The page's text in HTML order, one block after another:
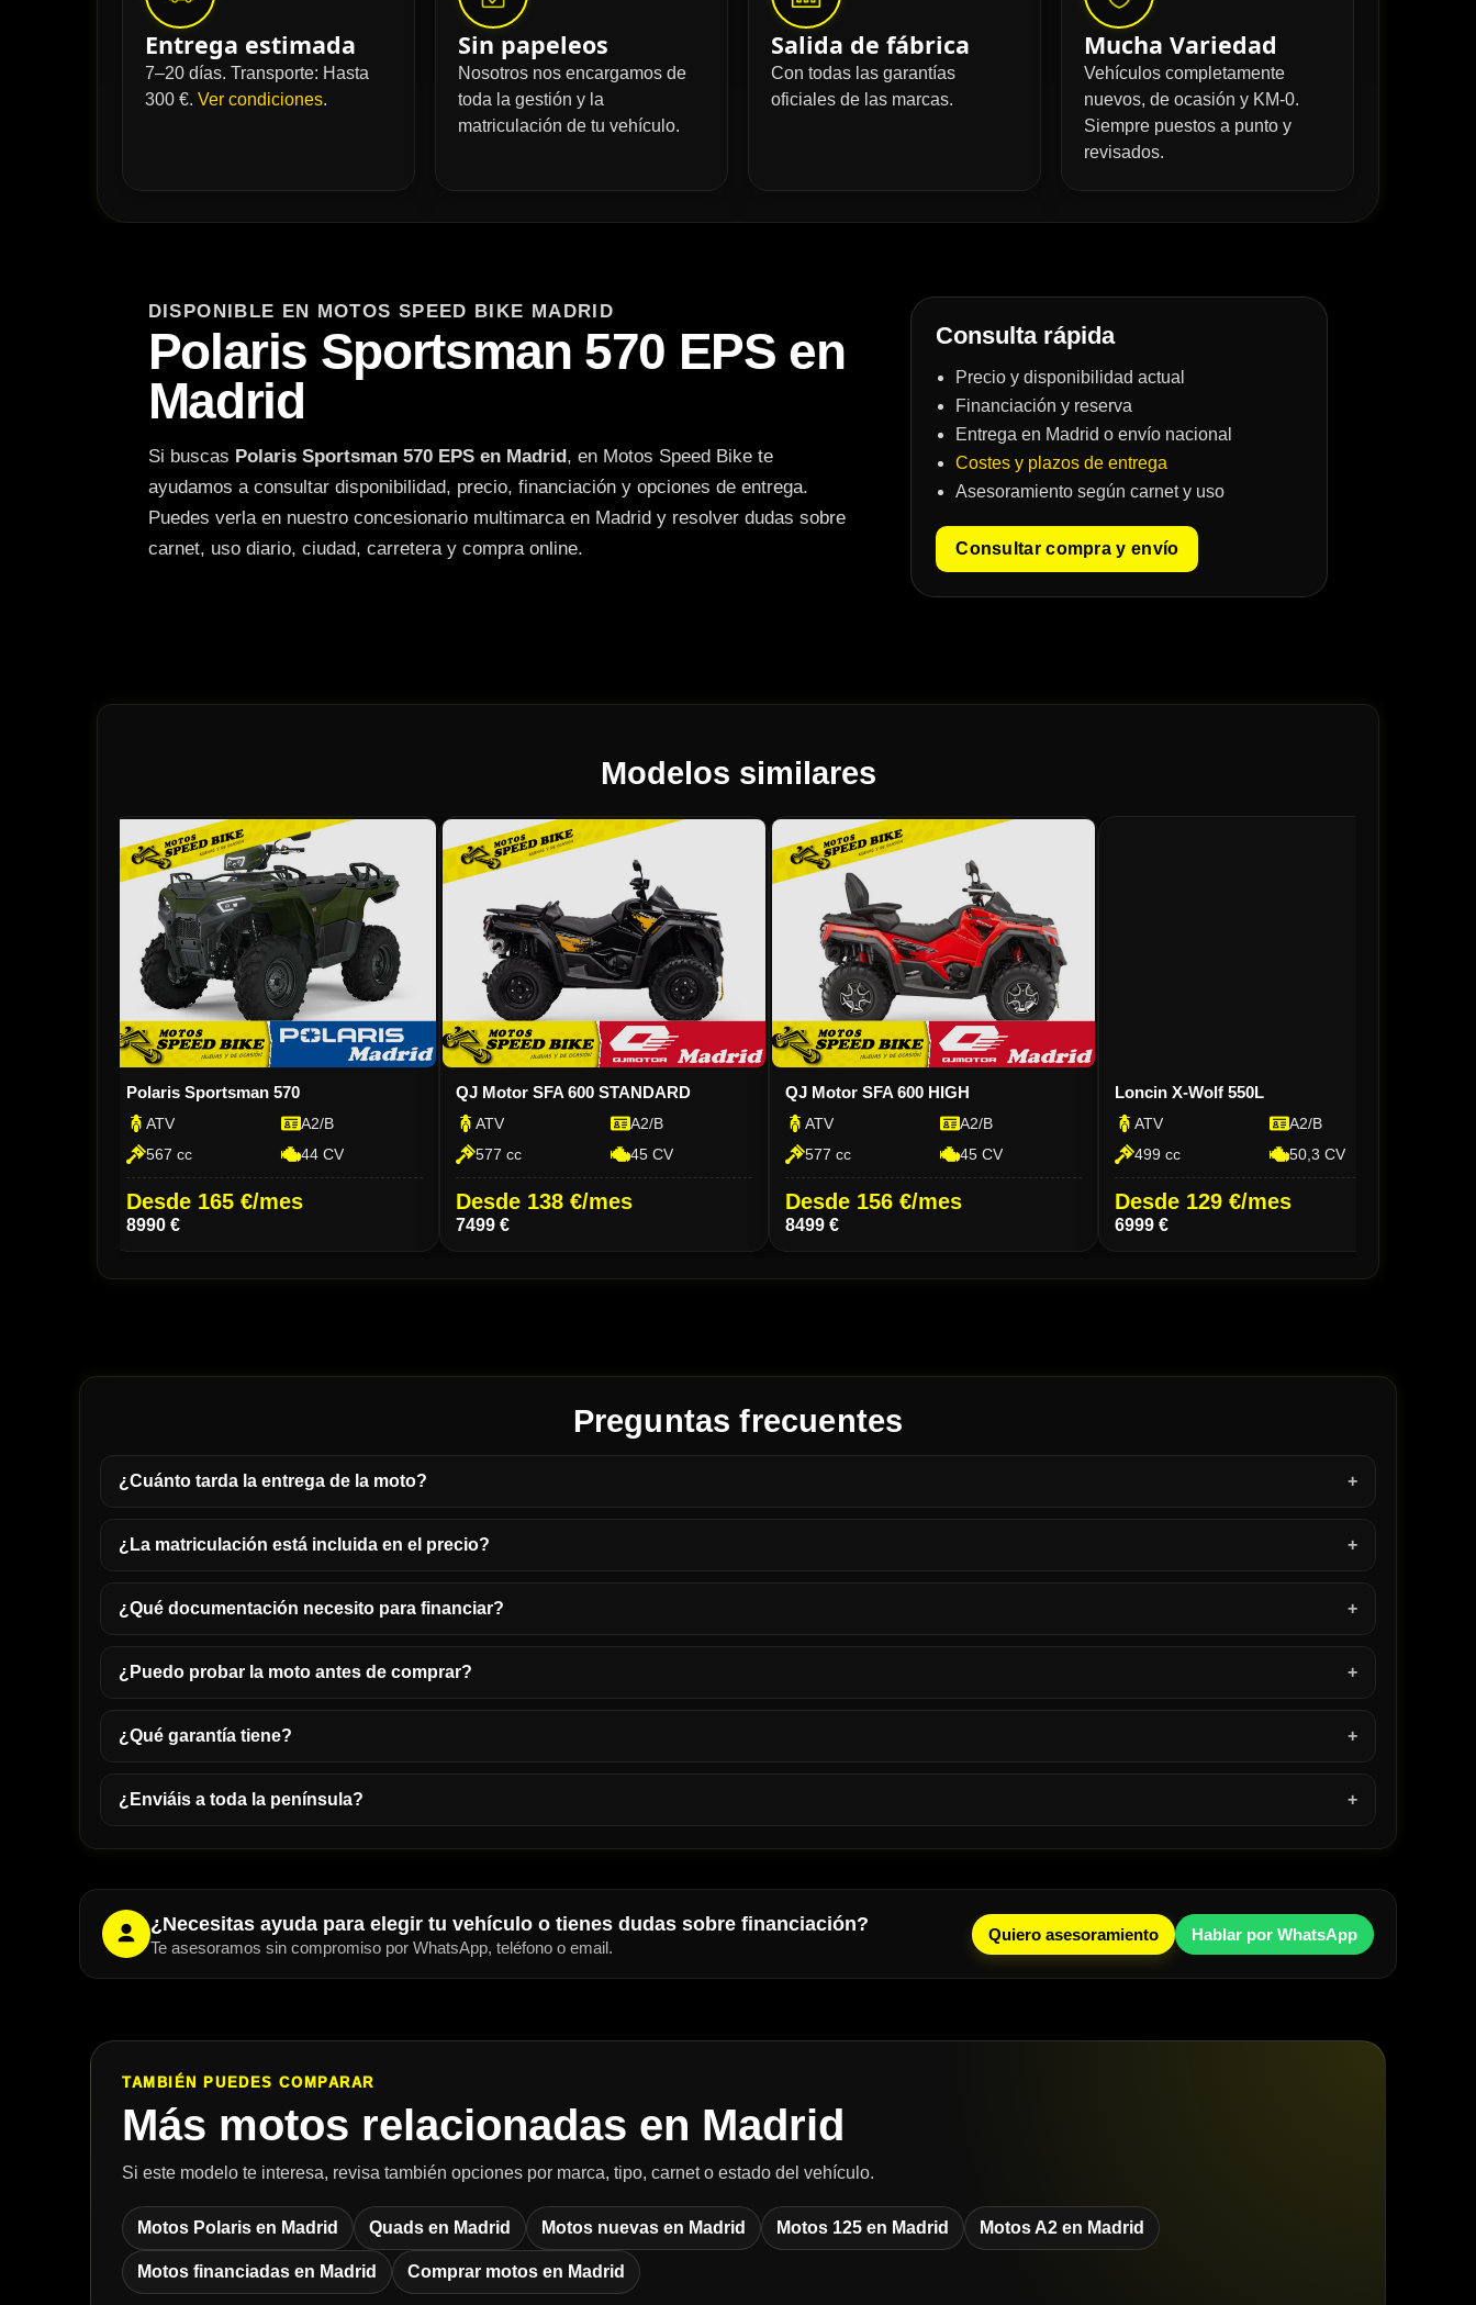
Entrega estimada
7–20 días. Transporte: Hasta
300 €. Ver condiciones.
Sin papeleos
Nosotros nos encargamos de
toda la gestión y la
matriculación de tu vehículo.
Salida de fábrica
Con todas las garantías
oficiales de las marcas.
Mucha Variedad
Vehículos completamente
nuevos, de ocasión y KM-0.
Siempre puestos a punto y
revisados.
DISPONIBLE EN MOTOS SPEED BIKE MADRID
Polaris Sportsman 570 EPS en
Madrid
Si buscas Polaris Sportsman 570 EPS en Madrid, en Motos Speed Bike te
ayudamos a consultar disponibilidad, precio, financiación y opciones de entrega.
Puedes verla en nuestro concesionario multimarca en Madrid y resolver dudas sobre
carnet, uso diario, ciudad, carretera y compra online.
Consulta rápida
Precio y disponibilidad actual
Financiación y reserva
Entrega en Madrid o envío nacional
Costes y plazos de entrega
Asesoramiento según carnet y uso
Consultar compra y envío
Modelos similares
Polaris Sportsman 570
ATV
A2/B
567 cc
44 CV
Desde 165 €/mes
8990 €
QJ Motor SFA 600 STANDARD
ATV
A2/B
577 cc
45 CV
Desde 138 €/mes
7499 €
QJ Motor SFA 600 HIGH
ATV
A2/B
577 cc
45 CV
Desde 156 €/mes
8499 €
Loncin X-Wolf 550L
ATV
A2/B
499 cc
50,3 CV
Desde 129 €/mes
6999 €
Preguntas frecuentes
¿Cuánto tarda la entrega de la moto?
¿La matriculación está incluida en el precio?
¿Qué documentación necesito para financiar?
¿Puedo probar la moto antes de comprar?
¿Qué garantía tiene?
¿Enviáis a toda la península?
¿Necesitas ayuda para elegir tu vehículo o tienes dudas sobre financiación?
Te asesoramos sin compromiso por WhatsApp, teléfono o email.
Quiero asesoramiento Hablar por WhatsApp
TAMBIÉN PUEDES COMPARAR
Más motos relacionadas en Madrid
Si este modelo te interesa, revisa también opciones por marca, tipo, carnet o estado del vehículo.
Motos Polaris en Madrid Quads en Madrid Motos nuevas en Madrid Motos 125 en Madrid Motos A2 en Madrid
Motos financiadas en Madrid Comprar motos en Madrid